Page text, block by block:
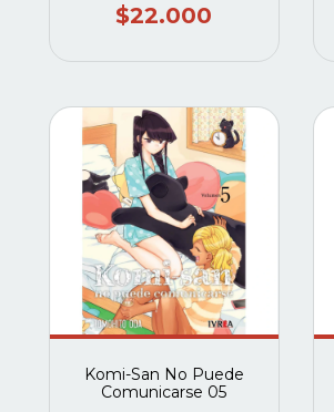
$22.000
Komi-San No Puede
Comunicarse 05